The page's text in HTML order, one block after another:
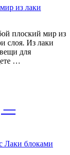
плоский мир из
слоя. Из лаки
для
…
—